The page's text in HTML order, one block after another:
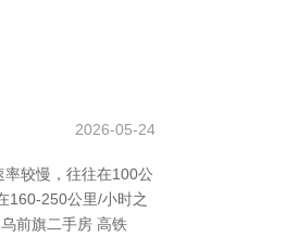
2026-05-24
较慢，往往在100公
160-250公里/小时之
前旗二手房 高铁